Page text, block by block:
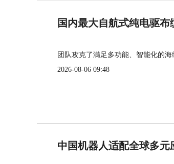
国内最大自航式纯电驱
团队攻克了满足多功能、智能化的
2026-08-06 09:48
中国机器人适配全球多元